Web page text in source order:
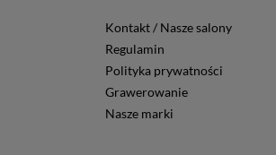
Kontakt / Nasze salony
Regulamin
Polityka prywatności
Grawerowanie
Nasze marki